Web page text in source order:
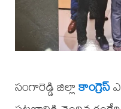
సంగారెడ్డి జిల్లాకాంగ్రెస్